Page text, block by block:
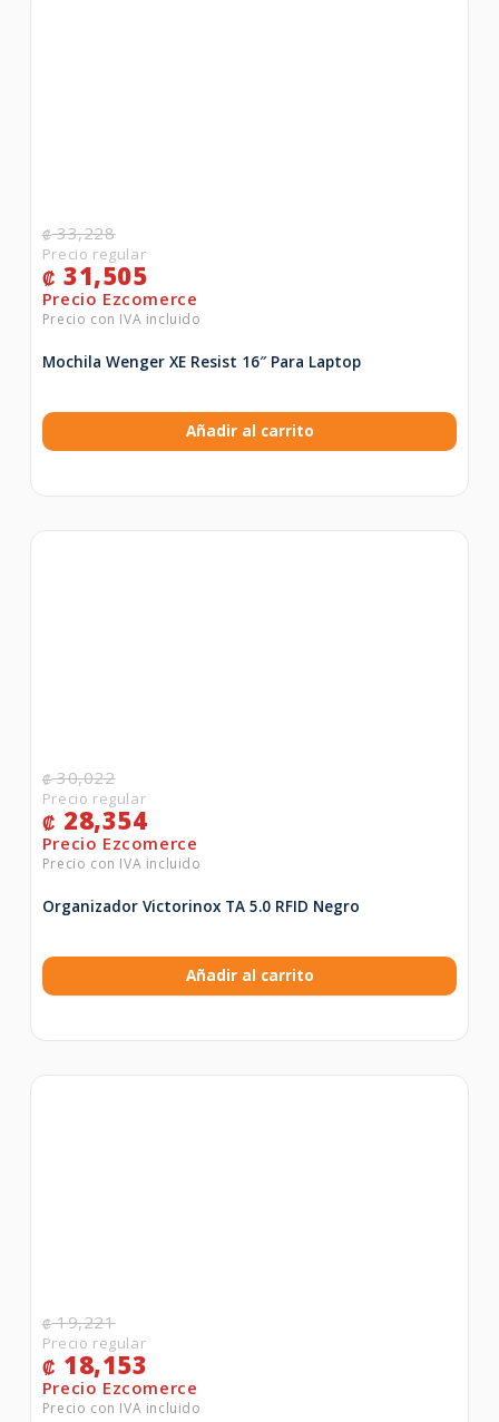
₡33,228
₡ 31,505
Mochila Wenger XE Resist 16″ Para Laptop
Añadir al carrito
₡30,022
₡ 28,354
Organizador Victorinox TA 5.0 RFID Negro
Añadir al carrito
₡19,221
₡ 18,153